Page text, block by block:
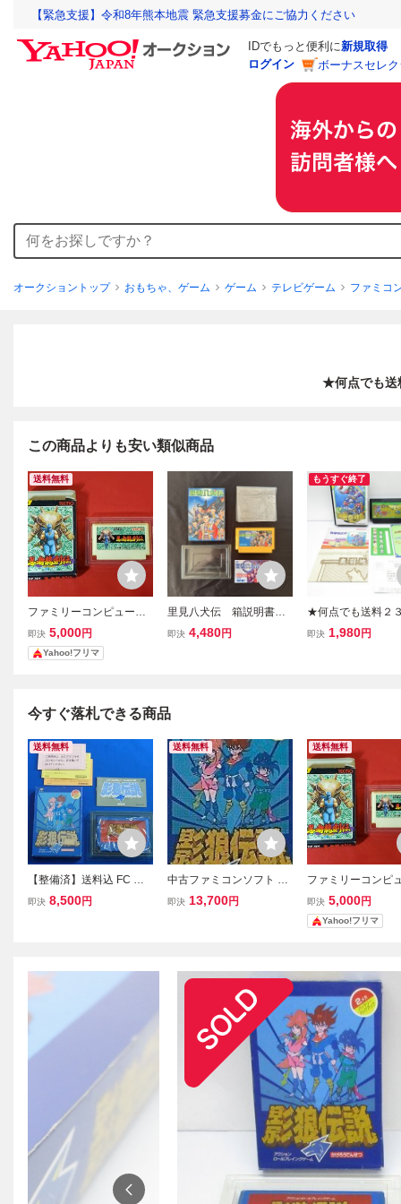
【緊急支援】令和8年熊本地震 緊急支援募金にご協力ください
IDでもっと便利に新規取得
ログイン
ボーナスセレ
オークショントップ おもちゃ、ゲーム ゲーム テレビゲーム ファミコ
★何点でも送
この商品よりも安い類似商品
送料無料
ファミリーコンピュータ
用ソフト 忍者龍剣伝 箱付
き 動作確認済み ファミコ
ン テクモ FC TECMO
即決 5,000円
Yahoo!フリマ
里見八犬伝 箱説明書付
き FC ファミコン レ
即決 4,480円
もうすぐ終了
★何点でも送料２
★完品！ 独眼竜政
即決 1,980円
今すぐ落札できる商品
送料無料
【整備済】送料込 FC 影
狼伝説 箱説明書つき セー
即決 8,500円
送料無料
中古ファミコンソフト 影
狼伝説
即決 13,700円
送料無料
ファミリーコンピ
用ソフト 忍者龍剣
き 動作確認済み フ
ン テクモ FC
即決 5,000円
Yahoo!フリマ